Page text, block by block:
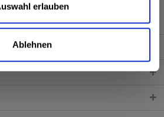
erlauben
Ablehnen